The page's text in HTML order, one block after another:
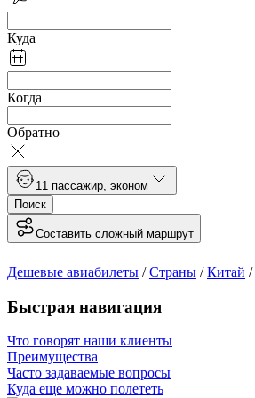
Куда
Когда
Обратно
1 1 пассажир эконом
Поиск
Составить сложный маршрут
Дешевые авиабилеты /Страны /Китай /
Быстрая навигация
Что говорят наши клиенты
Преимущества
Часто задаваемые вопросы
Куда еще можно полететь